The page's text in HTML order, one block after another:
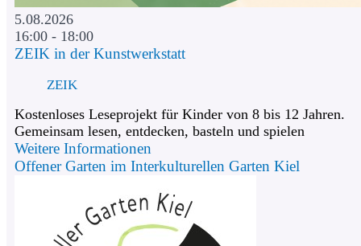
5.08.2026
16:00 - 18:00
ZEIK in der Kunstwerkstatt
ZEIK
Kostenloses Leseprojekt für Kinder von 8 bis 12 Jahren.
Gemeinsam lesen, entdecken, basteln und spielen
Weitere Informationen
Offener Garten im Interkulturellen Garten Kiel